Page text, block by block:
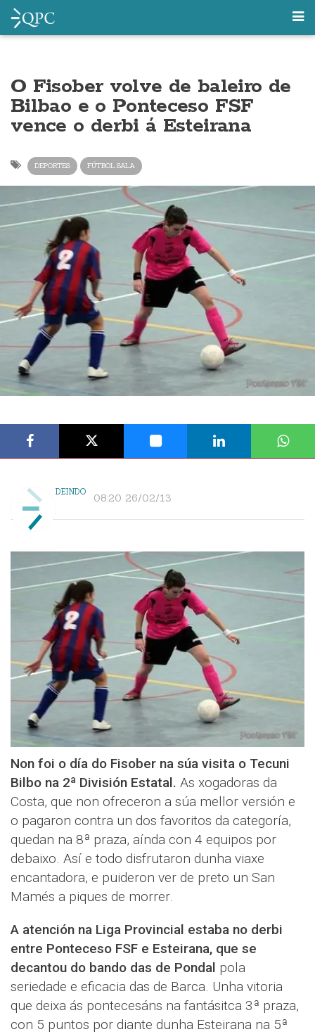
O Fisober volve de baleiro de
Bilbao e o Ponteceso FSF
vence o derbi á Esteirana
DEPORTES FÚTBOL SALA
DEINDO 08:20 26/02/13
Non foi o día do Fisober na súa visita o Tecuni
Bilbo na 2ª División Estatal. As xogadoras da
Costa, que non ofreceron a súa mellor versión e
o pagaron contra un dos favoritos da categoría,
quedan na 8ª praza, aínda con 4 equipos por
debaixo. Así e todo disfrutaron dunha viaxe
encantadora, e puideron ver de preto un San
Mamés a piques de morrer.
A atención na Liga Provincial estaba no derbi
entre Ponteceso FSF e Esteirana, que se
decantou do bando das de Pondal pola
seriedade e eficacia das de Barca. Unha vitoria
que deixa ás pontecesáns na fantásitca 3ª praza,
con 5 puntos por diante dunha Esteirana na 5ª